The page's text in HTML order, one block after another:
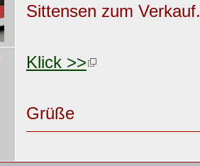
Sittensen zum
Klick >>
Grüße